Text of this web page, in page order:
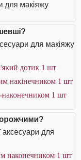
для макіяжу
для макіяжу
дотик 1 шт
накінечником 1 шт
наконечником 1 шт
для
наконечником 1 шт